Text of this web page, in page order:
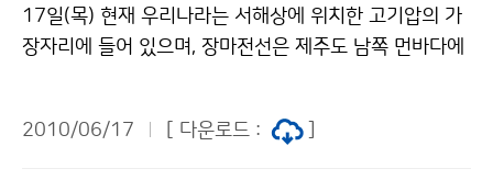
탑재체는 전 지구 관측에 약 27분이 소요되며, 독자적인
관측스케줄 운영을 통한 동아시아 및 한반도 집중관측이
막지역에서 발생하는 황사현상 및 해수면과 지표면 온도
작물은 "공공누리" 출처표시-상업적이용금지 조건에 따
라 이용 할 수 있습니다.
17일(목) 현재 우리나라는 서해상에 위치한 고기압의 가
장자리에 들어 있으며, 장마전선은 제주도 남쪽 먼바다에
으로 확장하고 있다. 17일(목)은 제주도 남쪽 먼바다에
2010/06/17 [ 다운로드 :